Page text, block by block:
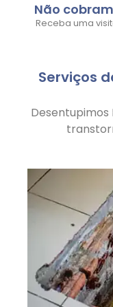
Não
Receba uma
Serviços
Desentupimos